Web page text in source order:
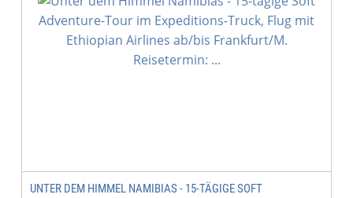
UNTER DEM HIMMEL NAMIBIAS - 15-TÄGIGE SOFT